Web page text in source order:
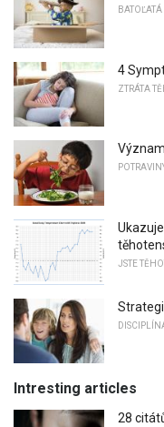
BATOĽATÁ
4
ZTRÁTA
JSTE
Intresting articles
28